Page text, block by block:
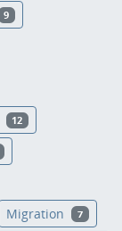
9
12
Migration 7